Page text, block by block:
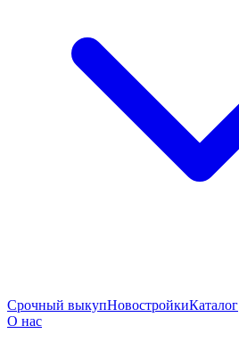
Срочный выкупНовостройкиКаталог
О нас